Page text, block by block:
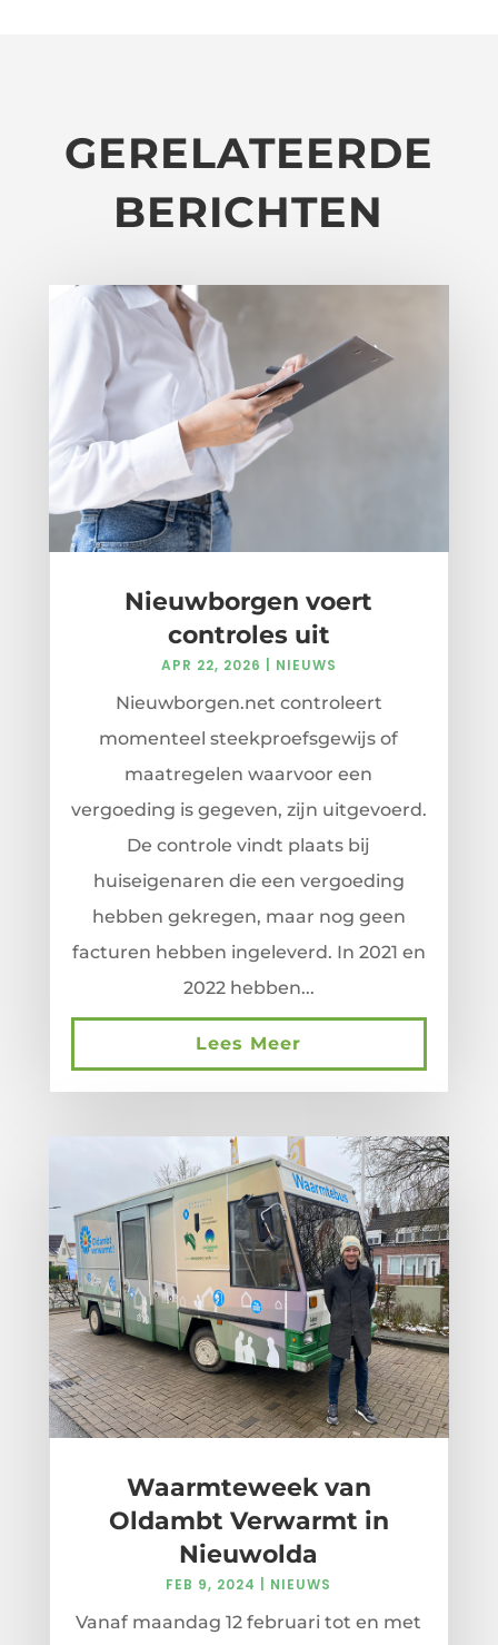
GERELATEERDE
BERICHTEN
Nieuwborgen voert
controles uit
APR 22, 2026 NIEUWS
Nieuwborgen.net controleert
momenteel steekproefsgewijs of
maatregelen waarvoor een
vergoeding is gegeven, zijn uitgevoerd.
De controle vindt plaats bij
huiseigenaren die een vergoeding
hebben gekregen, maar nog geen
facturen hebben ingeleverd. In 2021 en
2022 hebben...
Lees Meer
Waarmteweek van
Oldambt Verwarmt in
Nieuwolda
FEB 9, 2024 NIEUWS
Vanaf maandag 12 februari tot en met